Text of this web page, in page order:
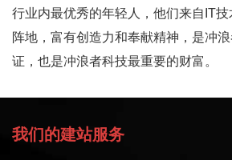
行业内最优秀的年轻人，他们来自IT
阵地，富有创造力和奉献精神，是冲
证，也是冲浪者科技最重要的财富。
我们的建站服务